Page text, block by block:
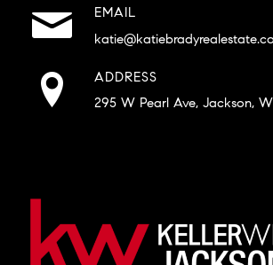
EMAIL
ADDRESS
295 W Pearl Ave, Jackson,